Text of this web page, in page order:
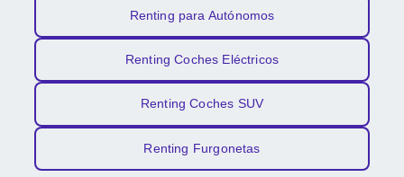
Renting para Autónomos
Renting Coches Eléctricos
Renting Coches SUV
Renting Furgonetas